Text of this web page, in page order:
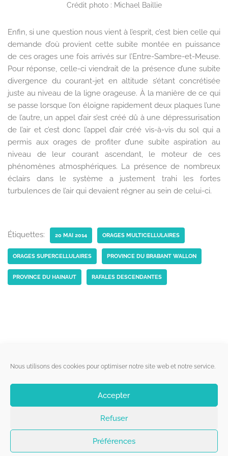
Nous utilisons des cookies pour optimiser notre site web et notre service.
Accepter
Refuser
Préférences
Crédit photo : Michael Baillie
Enfin, si une question nous vient à l’esprit, c’est bien celle qui
demande d’où provient cette subite montée en puissance
de ces orages une fois arrivés sur l’Entre-Sambre-et-Meuse.
Pour réponse, celle-ci viendrait de la présence d’une subite
divergence du courant-jet en altitude s’étant concrétisée
juste au niveau de la ligne orageuse. À la manière de ce qui
se passe lorsque l’on éloigne rapidement deux plaques l’une
de l’autre, un appel d’air s’est créé dû à une dépressurisation
de l’air et c’est donc l’appel d’air créé vis-à-vis du sol qui a
permis aux orages de profiter d’une subite aspiration au
niveau de leur courant ascendant, le moteur de ces
phénomènes atmosphériques. La présence de nombreux
éclairs dans le système a justement trahi les fortes
turbulences de l’air qui devaient régner au sein de celui-ci.
Étiquettes: 20 MAI 2014 ORAGES MULTICELLULAIRES
ORAGES SUPERCELLULAIRES PROVINCE DU BRABANT WALLON
PROVINCE DU HAINAUT RAFALES DESCENDANTES
Liens utiles
Qui sommes-nous ?
Politique de cookies